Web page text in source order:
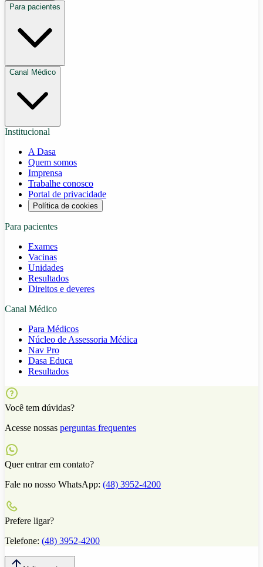
Para pacientes
Canal Médico
Institucional
A Dasa
Quem somos
Imprensa
Trabalhe conosco
Portal de privacidade
Política de cookies
Para pacientes
Exames
Vacinas
Unidades
Resultados
Direitos e deveres
Canal Médico
Para Médicos
Núcleo de Assessoria Médica
Nav Pro
Dasa Educa
Resultados
Você tem dúvidas?
Acesse nossas perguntas frequentes
Quer entrar em contato?
Fale no nosso WhatsApp: (48) 3952-4200
Prefere ligar?
Telefone: (48) 3952-4200